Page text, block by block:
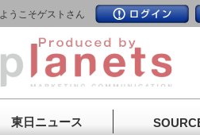
ようこそゲストさん
東日ニュース